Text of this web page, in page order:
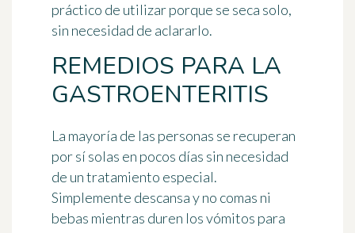
práctico de utilizar porque se seca solo,
sin necesidad de aclararlo.
REMEDIOS PARA LA
GASTROENTERITIS
La mayoría de las personas se recuperan
por sí solas en pocos días sin necesidad
de un tratamiento especial.
Simplemente descansayno comas ni
bebas mientras duren los vómitos para